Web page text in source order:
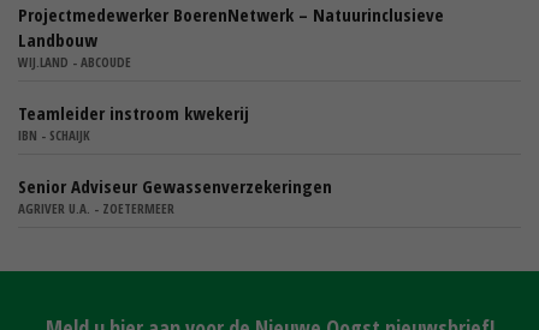
Projectmedewerker BoerenNetwerk – Natuurinclusieve
Landbouw
WIJ.LAND - ABCOUDE
Teamleider instroom kwekerij
IBN - SCHAIJK
Senior Adviseur Gewassenverzekeringen
AGRIVER U.A. - ZOETERMEER